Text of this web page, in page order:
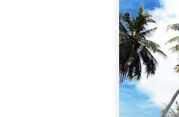
ที่เที่ยวภาคใต้